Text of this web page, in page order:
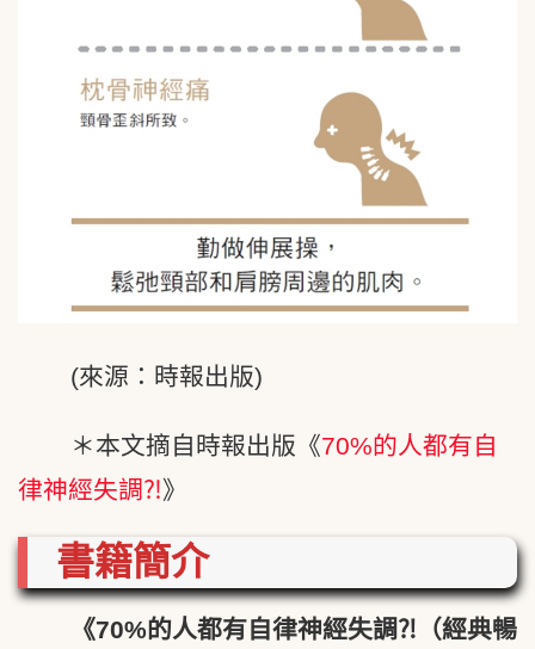
(來源：時報出版)
＊本文摘自時報出版《70%的人都有自
律神經失調⁈》
書籍簡介
《70%的人都有自律神經失調⁈（經典暢